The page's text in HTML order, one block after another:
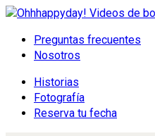
Ir
contenido
principal
Menú
Preguntas frecuentes
Nosotros
Historias
Fotografía
Reserva tu fecha